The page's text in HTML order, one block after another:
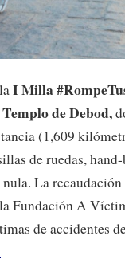
I Milla
Templo de Debod,
(1,609
de ruedas,
La
Fundación A
de accidentes